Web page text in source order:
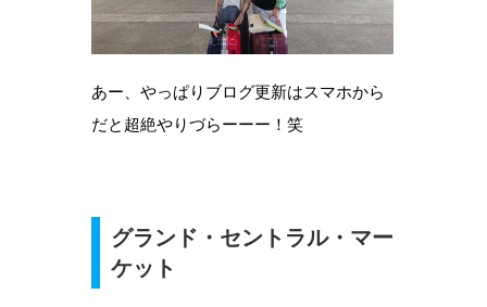
あー、やっぱりブログ更新はスマホから
だと超絶やりづらーーー！笑
グランド・セントラル・マー
ケット